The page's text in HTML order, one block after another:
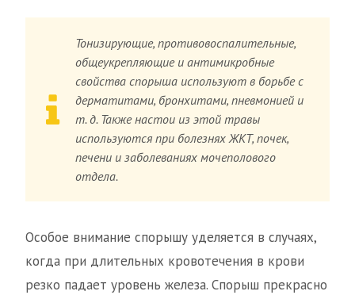
Тонизирующие, противовоспалительные,
общеукрепляющие и антимикробные
свойства спорыша используют в борьбе с
дерматитами, бронхитами, пневмонией и
т. д. Также настои из этой травы
используются при болезнях ЖКТ, почек,
печени и заболеваниях мочеполового
отдела.
Особое внимание спорышу уделяется в случаях,
когда при длительных кровотечения в крови
резко падает уровень железа. Спорыш прекрасно